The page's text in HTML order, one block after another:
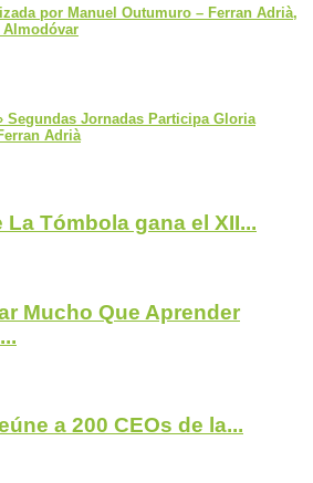
por Manuel Outumuro – Ferran Adrià,
Almodóvar
Segundas Jornadas Participa Gloria
Adrià
Tómbola gana el XII...
Mucho Que Aprender
a 200 CEOs de la...